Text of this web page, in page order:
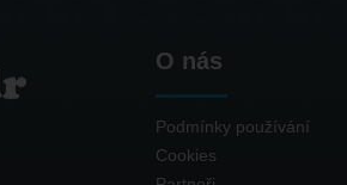
O nás
Podmínky používání
Cookies